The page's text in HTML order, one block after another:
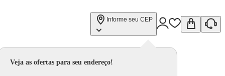
Informe seu CEP
Veja as ofertas para seu endereço!